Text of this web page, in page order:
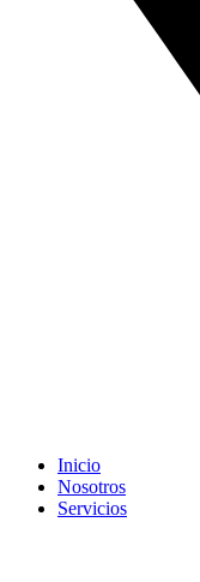
Inicio
Nosotros
Servicios